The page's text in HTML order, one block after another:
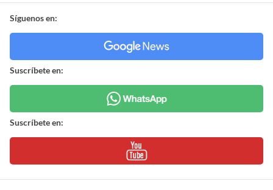
Síguenos en:
Suscríbete en:
Suscríbete en: